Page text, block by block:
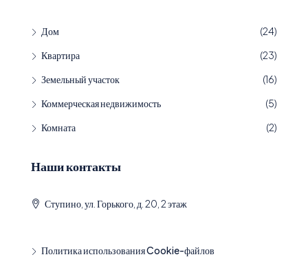
Дом
(24)
Квартира
(23)
Земельный участок
(16)
Коммерческая недвижимость
(5)
Комната
(2)
Наши контакты
Ступино, ул. Горького, д. 20, 2 этаж
Политика использования Cookie-файлов